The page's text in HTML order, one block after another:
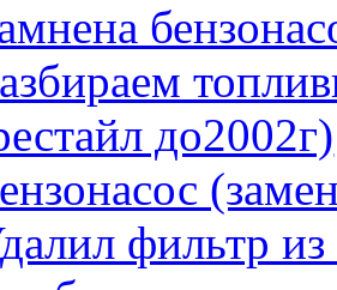
до2002г)
фильтр